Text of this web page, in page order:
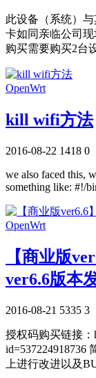
此设备（系统）
卡如同亲临公司
购买需要购买2台
OpenWrt
kill wifi方法
2016-08-22 1418 0
we also faced this,
something like: #!/
OpenWrt
【商业版
ver6.6版本
2016-08-21 5335 3
授权码购买链接：
id=537224918736
上进行改进以及